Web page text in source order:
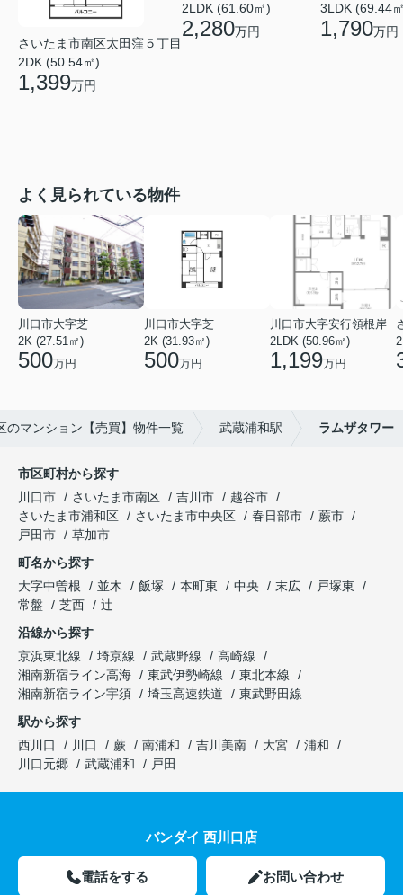
さいたま市南区太田窪５丁目
2DK (50.54㎡)
1,399万円
2LDK (61.60㎡)
2,280万円
3LDK (69.44
1,790万円
よく見られている物件
川口市大字芝
2K (27.51㎡)
500万円
川口市大字芝
2K (31.93㎡)
500万円
川口市大字安行領根岸
2LDK (50.96㎡)
1,199万円
のマンション【売買】物件一覧 武蔵浦和駅 ラムザタワー
市区町村から探す
川口市
さいたま市南区 吉川市
越谷市
さいたま市浦和区
さいたま市中央区 春日部市
蕨市
戸田市
草加市
町名から探す
大字中曽根
並木 飯塚 本町東 中央 末広
戸塚東
常盤
芝西
辻
沿線から探す
京浜東北線
埼京線 武蔵野線
高崎線
湘南新宿ライン高海
東武伊勢崎線
東北本線
湘南新宿ライン宇須
埼玉高速鉄道
東武野田線
駅から探す
西川口
川口 蕨 南浦和 吉川美南 大宮
浦和
川口元郷
武蔵浦和 戸田
バンダイ 西川口店
電話をする お問い合わせ